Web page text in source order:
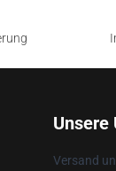
Unsere
Versand